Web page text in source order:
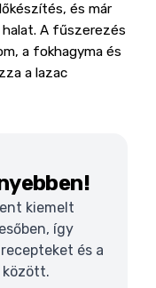
és már
A fűszerezés
a fokhagyma és
a lazac
kiemelt
így
és a
között.